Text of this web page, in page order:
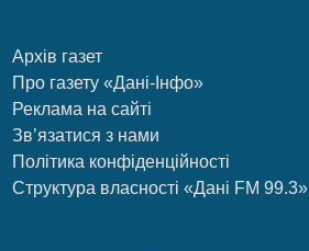
Архів газет
Про газету «Дані-Інфо»
Реклама на сайті
Зв’язатися з нами
Політика конфіденційності
Структура власності «Дані FM 99.3»